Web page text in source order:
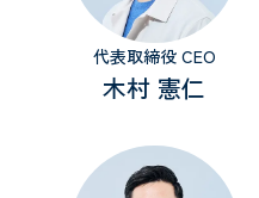
代表取締役 CEO
木村 憲仁